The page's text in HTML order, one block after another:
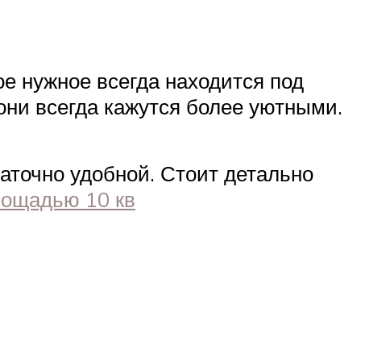
нужное всегда находится под
всегда кажутся более уютными.
удобной. Стоит детально
10 кв